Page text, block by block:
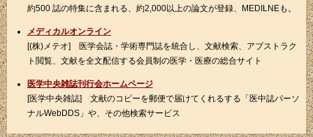
約500 誌の特集に含まれる、約2,000以上の論文が登録、MEDILNEも。
メディカルオンライン
[(株)メテオ] 医学会誌・学術専門誌を統合し、文献検索、アブストラク
ト閲覧、文献を全文配信する会員制の医学・医療の総合サイト
医学中央雑誌刊行会ホームページ
[医学中央雑誌] 文献のコピーを郵便で届けてくれるする「医中誌パーソ
ナルWebDDS」や、その他検索サービス